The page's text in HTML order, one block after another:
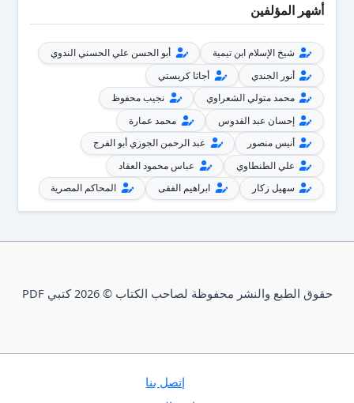
أشهر المؤلفين
شيخ الإسلام ابن تيمية
أبو الحسن علي الحسني الندوي
أنور الجندي
أجاثا كريستي
محمد متولي الشعراوي
نجيب محفوظ
إحسان عبد القدوس
محمد عمارة
أنيس منصور
عبد الرحمن الجوزي أبو الفرج
علي الطنطاوي
عباس محمود العقاد
سهيل زكار
ابراهيم الفقى المحاكم المصرية
حقوق الطبع والنشر محفوظة لصاحب الكتاب © 2026 كتبي PDF
إتصل بنا